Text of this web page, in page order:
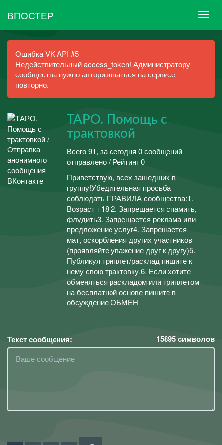
ВПОСТЕР
Ошибка VK API #5
Недействительный access_token! Администратору
сообщества нужно авторизоваться на сервисе
повторно.
ТАРО. Помощь с
трактовкой
Всего 91, за сегодня 0 сообщений
отправлено / Рейтинг 0
Приветствую, всех зашедших в
группу!Убедительная просьба
соблюдать ПРАВИЛА сообщества:1.
Возраст +18 2. Запрещается спамить,
флудить3. Запрещается реклама или
предложение услуг4. Запрещается
мат, оскорбления других участников
(проявляйте уважение друг к другу)5.
Публикуя триплет/расклад пишите к
нему свою трактовку.6. Если хотите
обменяться раскладом или триплетом
на бесплатной основе пишите в
обсуждение ОБМЕН
Текст сообщения: 15895символов